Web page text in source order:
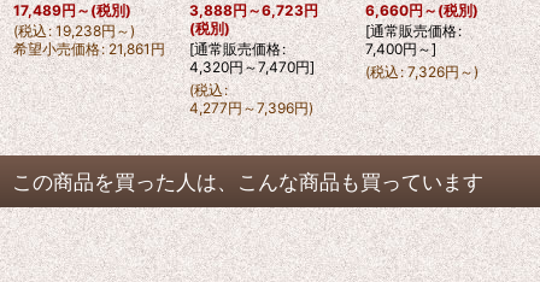
17,489円～(税別)
(税込: 19,238円～)
希望小売価格: 21,861円
3,888円～6,723円
(税別)
[通常販売価格:
4,320円～7,470円]
(税込:
4,277円～7,396円)
6,660円～(税別)
[通常販売価格:
7,400円～]
(税込: 7,326円 ～)
この商品を買った人は、こんな商品も買っています